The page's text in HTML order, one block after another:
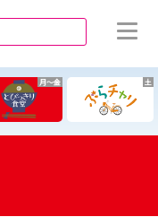
月～金 土